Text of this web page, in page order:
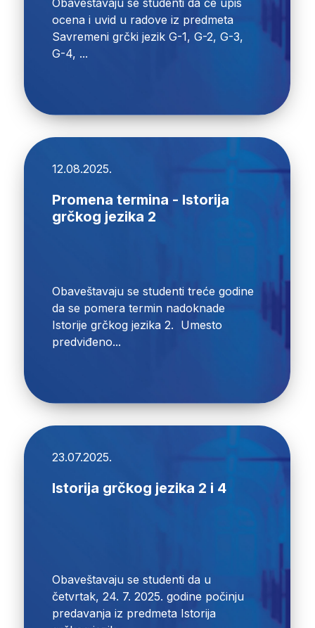
ocena i uvid u radove iz predmeta
Savremeni grčki jezik G-1, G-2, G-3,
G-4, ...
12.08.2025.
Promena termina - Istorija
grčkog jezika 2
Obaveštavaju se studenti treće godine
da se pomera termin nadoknade
Istorije grčkog jezika 2. Umesto
predviđeno...
23.07.2025.
Istorija grčkog jezika 2 i 4
Obaveštavaju se studenti da u
četvrtak, 24. 7. 2025. godine počinju
predavanja iz predmeta Istorija